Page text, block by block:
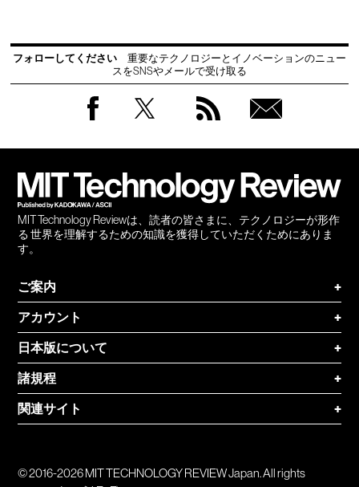
フォローしてください
重要なテクノロジーとイノベーションのニュー
スをSNSやメールで受け取る
MIT Technology Reviewは、読者の皆さまに、テクノロジーが形作
る 世界を理解するための知識を獲得していただくためにありま
す。
ご案内
+
アカウント
+
日本版について
+
諸規程
+
関連サイト
+
© 2016-2026 MIT TECHNOLOGY REVIEW Japan. All rights